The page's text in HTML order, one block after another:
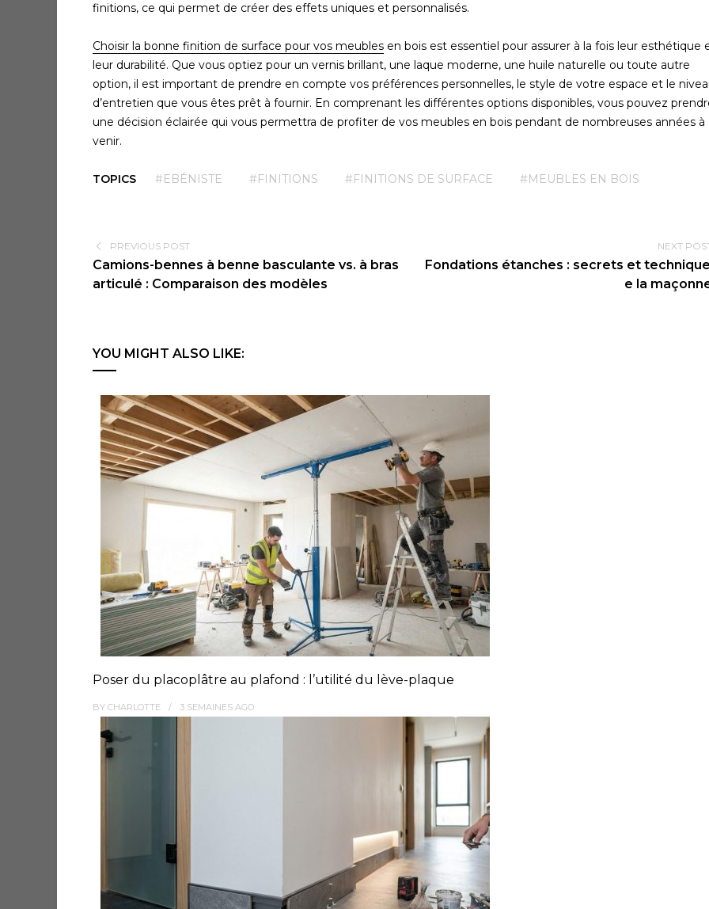
finitions, ce qui permet de créer des effets uniques et personnalisés.
Choisir la bonne finition de surface pour vos meubles en bois est essentiel pour assurer à la fois leur esthétique
leur durabilité. Que vous optiez pour un vernis brillant, une laque moderne, une huile naturelle ou toute autre
option, il est important de prendre en compte vos préférences personnelles, le style de votre espace et le
d’entretien que vous êtes prêt à fournir. En comprenant les différentes options disponibles, vous pouvez
une décision éclairée qui vous permettra de profiter de vos meubles en bois pendant de nombreuses années à
venir.
TOPICS #EBÉNISTE #FINITIONS #FINITIONS DE SURFACE #MEUBLES EN BOIS
PREVIOUS POST
Camions-bennes à benne basculante vs. à bras
articulé : Comparaison des modèles
NEXT
Fondations étanches : secrets et
e la
YOU MIGHT ALSO LIKE:
Poser du placoplâtre au plafond : l’utilité du lève-plaque
BY CHARLOTTE 3 SEMAINES AGO